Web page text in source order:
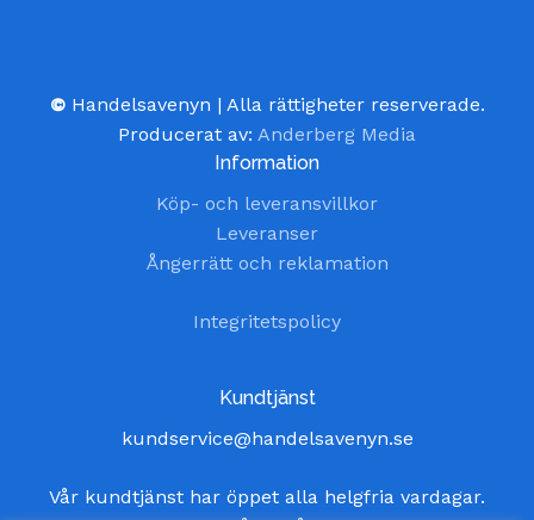
© Handelsavenyn | Alla rättigheter reserverade.
Producerat av: Anderberg Media
Information
Köp- och leveransvillkor
Leveranser
Ångerrätt och reklamation
Integritetspolicy
Kundtjänst
kundservice@handelsavenyn.se
Vår kundtjänst har öppet alla helgfria vardagar.